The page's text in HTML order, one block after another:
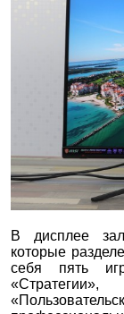
В дисплее
которые
себя пять